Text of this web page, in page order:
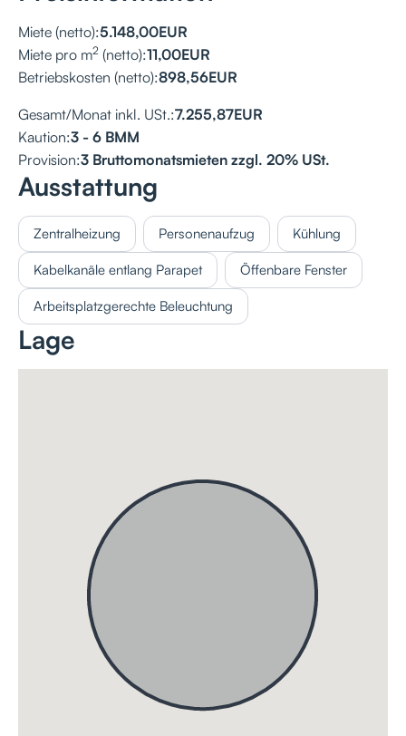
Miete (netto):5.148,00EUR
Miete pro m2 (netto):11,00EUR
Betriebskosten (netto):898,56EUR
Gesamt/Monat inkl. USt.:7.255,87EUR
Kaution:3 - 6 BMM
Provision:3 Bruttomonatsmieten zzgl. 20% USt.
Ausstattung
Zentralheizung Personenaufzug Kühlung
Kabelkanäle entlang Parapet Öffenbare Fenster
Arbeitsplatzgerechte Beleuchtung
Lage